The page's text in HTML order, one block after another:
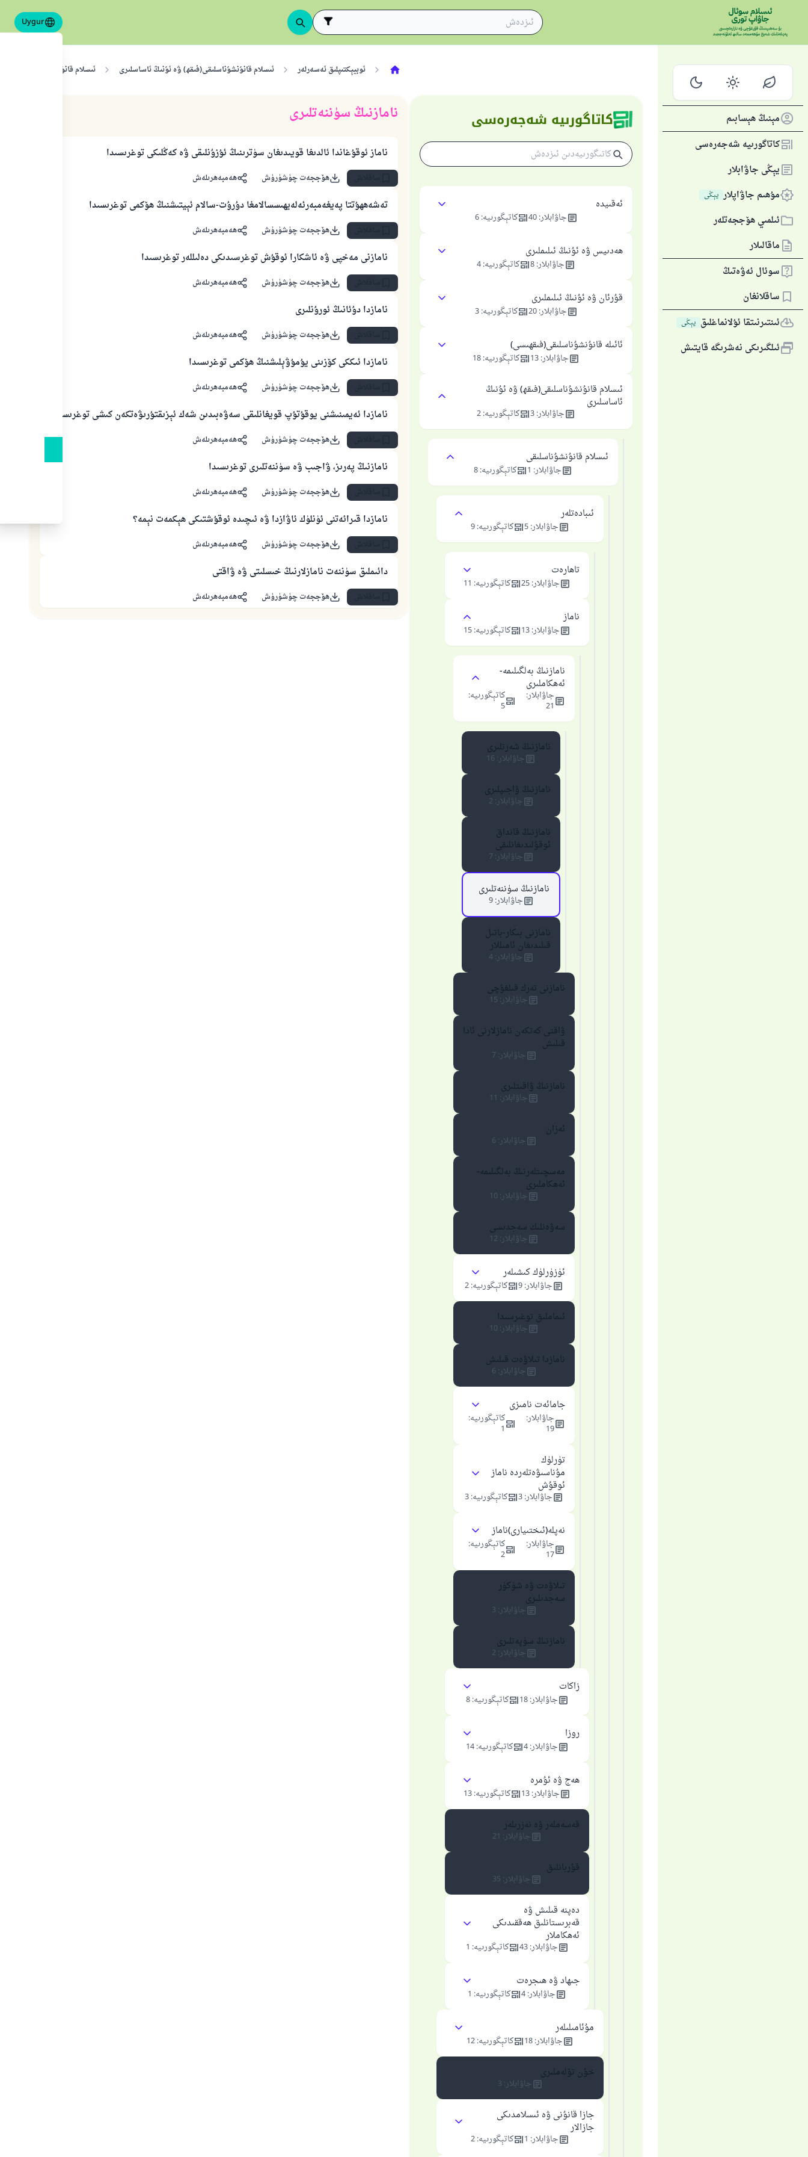
Uygur
مېنىڭ ھېسابىم
كاتاگورىيە شەجەرەسى
يېڭى جاۋابلار
مۇھىم جاۋاپلار يېڭى
ئىلمىي ھۆججەتلەر
ماقالىلار
سوئال ئەۋەتىڭ
ساقلانغان
ئىنتىرنىتقا ئۇلانماغلىق يېڭى
ئىلگىرىكى نەشرىگە قايتىش
كاتاگورىيە شەجەرەسى
ئەقىيدە
جاۋابلار:
40 كاتېگورىيە:
6
ھەدىيس ۋە ئۇنىڭ ئىلىملىرى
جاۋابلار:
8 كاتېگورىيە:
4
قۇرئان ۋە ئۇنىڭ ئىلىملىرى
جاۋابلار:
20 كاتېگورىيە:
3
ئائىلە قانۇنشۇناسلىقى(فىقھىسى)
جاۋابلار:
13 كاتېگورىيە:
18
ئىسلام قانۇنشۇناسلىقى(فىقھ) ۋە ئۇنىڭ
ئاساسلىرى
جاۋابلار:
3 كاتېگورىيە:
2
ئىسلام قانۇنشۇناسلىقى
جاۋابلار:
1 كاتېگورىيە:
8
ئىبادەتلەر
جاۋابلار:
5 كاتېگورىيە:
9
تاھارەت
جاۋابلار:
25 كاتېگورىيە:
11
ناماز
جاۋابلار:
13 كاتېگورىيە:
15
نامازنىڭ بەلگىلىمە-
ئەھكاملىرى
جاۋابلار:
21
كاتېگورىيە:
5
نامازنىڭ شەرتلىرى
جاۋابلار:
16
نامازنىڭ ۋاجىپلىرى
جاۋابلار:
2
نامازنىڭ قانداق
ئوقۇلىدىغانلىقى
جاۋابلار:
7
نامازنىڭ سۈننەتلىرى
جاۋابلار:
9
نامازنى بىكار-باتىل
قىلىدىغان ئامىللار
جاۋابلار:
4
نامازنى تەرك قىلغۇچى
جاۋابلار:
15
ۋاقتى كەتكەن نامازلارنى ئادا
قىلىش
جاۋابلار:
7
نامازنىڭ ۋاقىتلىرى
جاۋابلار:
11
ئەزان
جاۋابلار:
6
مەسچىتلەرنىڭ بەلگىلىمە-
ئەھكاملىرى
جاۋابلار:
10
سەۋەنلىك سەجدىسى
جاۋابلار:
12
ئۈزۈرلۈك كىشىلەر
جاۋابلار:
9 كاتېگورىيە:
2
ئىماملىق توغىرسىدا
جاۋابلار:
10
نامازدا تىلاۋەت قىلىش
جاۋابلار:
6
جامائەت نامىزى
جاۋابلار:
19
كاتېگورىيە:
1
تۈرلۈك
مۇناسىۋەتلەردە ناماز
ئوقۇش
جاۋابلار:
3 كاتېگورىيە:
3
نەپلە(ئىختىيارى)ناماز
جاۋابلار:
17
كاتېگورىيە:
2
تىلاۋەت ۋە شۈكۈر
سەجدىلىرى
جاۋابلار:
3
نامازنىڭ سۈپەتلىرى
جاۋابلار:
2
زاكات
جاۋابلار:
18 كاتېگورىيە:
8
روزا
جاۋابلار:
4 كاتېگورىيە:
14
ھەج ۋە ئۇمرە
جاۋابلار:
13 كاتېگورىيە:
13
قەسەملەر ۋە نەزرىلەر
جاۋابلار:
21
قۇربانلىق
جاۋابلار:
35
دەپنە قىلىش ۋە
قەبرىستانلىق ھەققىدىكى
ئەھكاملار
جاۋابلار:
43 كاتېگورىيە:
1
جىھاد ۋە ھىجرەت
جاۋابلار:
4 كاتېگورىيە:
1
مۇئامىلىلەر
جاۋابلار:
18 كاتېگورىيە:
12
خۇن تۆلەملىرى
جاۋابلار:
3
جازا قانۇنى ۋە ئىسلامدىكى
جازالار
جاۋابلار:
1 كاتېگورىيە:
2
ئوبيېكتىپلىق ئەسەرلەر ئىسلام قانۇنشۇناسلىقى(فىقھ) ۋە ئۇنىڭ ئاساسلىرى ئىسلام قانۇنشۇناسلىقى
نامازنىڭ سۈننەتلىرى
ناماز ئوقۇغاندا ئالدىغا قويىدىغان سۈترىنىڭ ئۇزۇنلىقى ۋە كەڭلىكى توغرىسىدا
ھۆججەت چۈشۈرۈش ھەمبەھرىلەش
تەشەھھۇتتا پەيغەمبەرئەلەيھىسسالامغا دۇرۇت-سالام ئېيتىشنىڭ ھۆكمى توغرىسىدا
ھۆججەت چۈشۈرۈش ھەمبەھرىلەش
نامازنى مەخپى ۋە ئاشكارا ئوقۇش توغرسىدىكى دەلىللەر توغرىسىدا
ھۆججەت چۈشۈرۈش ھەمبەھرىلەش
نامازدا دۇئانىڭ ئورۇنلىرى
ھۆججەت چۈشۈرۈش ھەمبەھرىلەش
نامازدا ئىككى كۆزىنى يۇمۇۋېلىشنىڭ ھۆكمى توغرىسىدا
ھۆججەت چۈشۈرۈش ھەمبەھرىلەش
نامازدا ئەيمىنىشنى يوقۇتۇپ قويغانلىقى سەۋەبىدىن شەك ئېزىقتۇرىۋەتكەن كىشى توغرىسىدا
ھۆججەت چۈشۈرۈش ھەمبەھرىلەش
نامازنىڭ پەرىز، ۋاجىب ۋە سۈننەتلىرى توغرىسىدا
ھۆججەت چۈشۈرۈش ھەمبەھرىلەش
نامازدا قىرائەتنى ئۈنلۈك ئاۋازدا ۋە ئىچىدە ئوقۇشتىكى ھېكمەت نېمە؟
ھۆججەت چۈشۈرۈش ھەمبەھرىلەش
دائىملىق سۈننەت نامازلارنىڭ خىسلىتى ۋە ۋاقتى
ھۆججەت چۈشۈرۈش ھەمبەھرىلەش
110845 - نومۇرلۇق سوئالنىڭ جاۋابى ئائىلىنى
پەيغەمبەرئەلەيھىسسالام مۇنداق دېگەن:
ياخشىلىققا باشلارپ قويغان كىشى قىلغۇچىغا ئوخشاش ساۋاپقا ئېرىشىدۇ
مۇسلىم رىۋايەت قىلغان (1893) ھەدىس